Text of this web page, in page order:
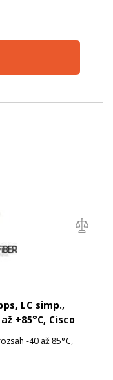
LC simp.,
+85°C, Cisco
-40 až 85°C,